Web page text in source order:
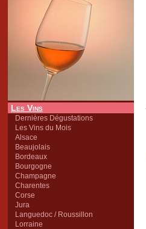
Les Vins
Dernières Dégustations
Les Vins du Mois
Alsace
Beaujolais
Bordeaux
Bourgogne
Champagne
Charentes
Corse
Jura
Languedoc / Roussillon
Lorraine